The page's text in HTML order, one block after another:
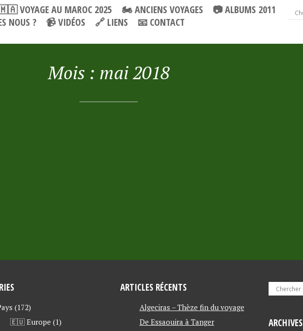
VOYAGE AU MAROC 2025 🏍 ANCIENS VOYAGES
📷 ALBUMS 2011
NOUS ?
📹 VIDÉOS 🔗 LIENS 📧 CONTACT
Mois : mai 2018
(172)
🇪🇺 Europe (1)
ARTICLES RÉCENTS
Algeciras – Thèze fin du voyage
De Essaouira à Tanger
ARCHIVES